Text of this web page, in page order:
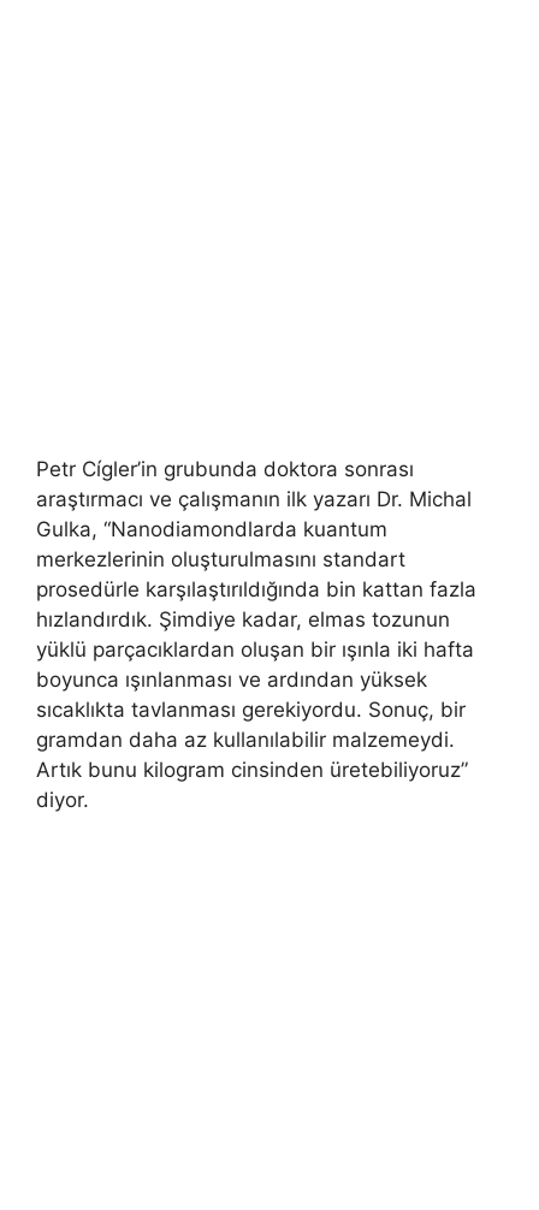
Petr Cígler’in grubunda doktora sonrası
araştırmacı ve çalışmanın ilk yazarı Dr. Michal
Gulka, “Nanodiamondlarda kuantum
merkezlerinin oluşturulmasını standart
prosedürle karşılaştırıldığında bin kattan fazla
hızlandırdık. Şimdiye kadar, elmas tozunun
yüklü parçacıklardan oluşan bir ışınla iki hafta
boyunca ışınlanması ve ardından yüksek
sıcaklıkta tavlanması gerekiyordu. Sonuç, bir
gramdan daha az kullanılabilir malzemeydi.
Artık bunu kilogram cinsinden üretebiliyoruz”
diyor.